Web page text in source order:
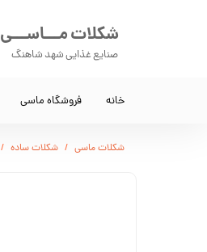
شکلات مـــاســـی
صنایع غذایی شهد شاهنگ
خانه فروشگاه ماسی
شکلات ماسی شکلات ساده